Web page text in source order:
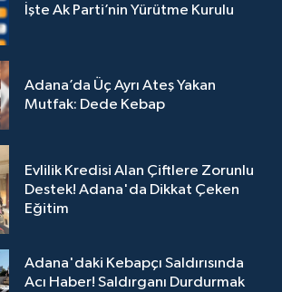
İşte Ak Parti’nin Yürütme Kurulu
Adana’da Üç Ayrı Ateş Yakan
Mutfak: Dede Kebap
Evlilik Kredisi Alan Çiftlere Zorunlu
Destek! Adana'da Dikkat Çeken
Eğitim
Adana'daki Kebapçı Saldırısında
Acı Haber! Saldırganı Durdurmak